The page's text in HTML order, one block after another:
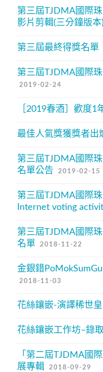
第三屆TJDMA國際
影片剪輯(三分鐘版本)
第三屆最終得獎名單
第三屆TJDMA國際
2019-02-24
［2019春酒］歡度1
最佳人氣獎獲獎者出
第三屆TJDMA國際
名單公告
2019-02-15
第三屆TJDMA國際
Internet voting
第三屆TJDMA國際
名單
2018-11-22
金銀錯
2018-11-03
花絲鑲嵌-演譯稀世
花絲鑲嵌工作坊–錄
「第二屆TJDMA國
展專輯
2018-09-29